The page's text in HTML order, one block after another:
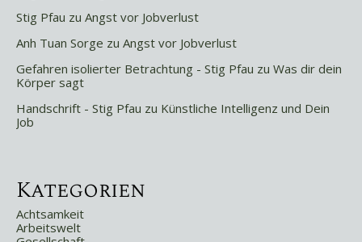
Stig Pfau zu Angst vor Jobverlust
Anh Tuan Sorge zu Angst vor Jobverlust
Gefahren isolierter Betrachtung - Stig Pfau zu Was dir dein
Körper sagt
Handschrift - Stig Pfau zu Künstliche Intelligenz und Dein
Job
Kategorien
Achtsamkeit
Arbeitswelt